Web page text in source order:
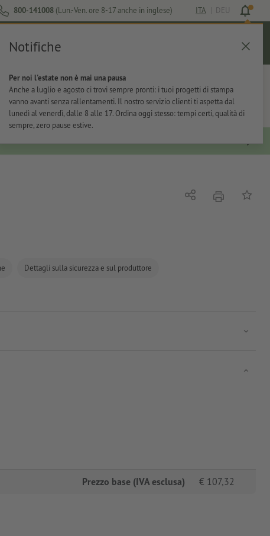
800-141008 (Lun.-Ven. ore 8-17 anche in inglese) ITA | DEU
Notifiche
Per noi l'estate non è mai una pausa
Anche a luglio e agosto ci trovi sempre pronti: i tuoi progetti di stampa
vanno avanti senza rallentamenti. Il nostro servizio clienti ti aspetta dal
lunedì al venerdì, dalle 8 alle 17. Ordina oggi stesso: tempi certi, qualità di
sempre, zero pause estive.
Carrello
Per l'ufficio Adesivi
Dettagli sulla sicurezza e sul produttore
Condividistamparealla
Prezzo base (IVA esclusa) € 107,32